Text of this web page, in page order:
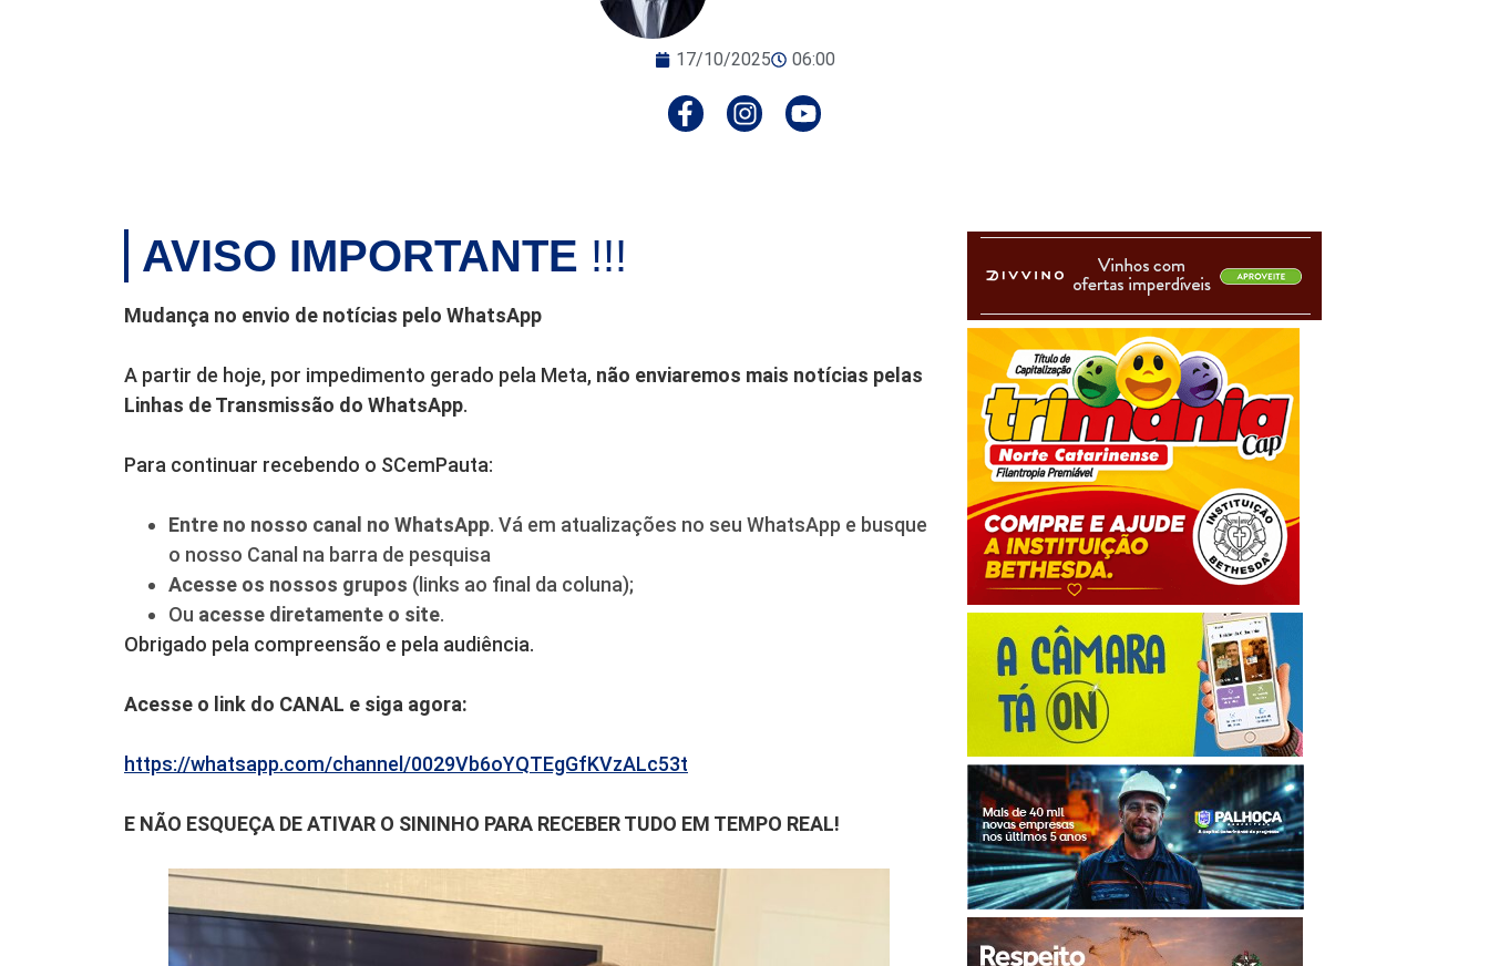
17/10/2025 06:00
AVISO IMPORTANTE !!!
Mudança no envio de notícias pelo WhatsApp
A partir de hoje, por impedimento gerado pela Meta, não enviaremos mais notícias pelas
Linhas de Transmissão do WhatsApp.
Para continuar recebendo o SCemPauta:
Entre no nosso canal no WhatsApp. Vá em atualizações no seu WhatsApp e busque
o nosso Canal na barra de pesquisa
Acesse os nossos grupos (links ao final da coluna);
Ou acesse diretamente o site.
Obrigado pela compreensão e pela audiência.
Acesse o link do CANAL e siga agora:
https://whatsapp.com/channel/0029Vb6oYQTEgGfKVzALc53t
E NÃO ESQUEÇA DE ATIVAR O SININHO PARA RECEBER TUDO EM TEMPO REAL!